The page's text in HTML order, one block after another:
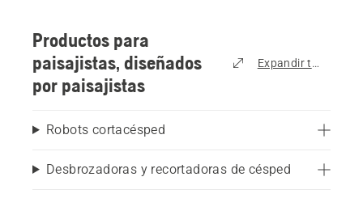
Productos para
paisajistas, diseñados
por paisajistas
Expandir todo
Robots cortacésped
Desbrozadoras y recortadoras de césped